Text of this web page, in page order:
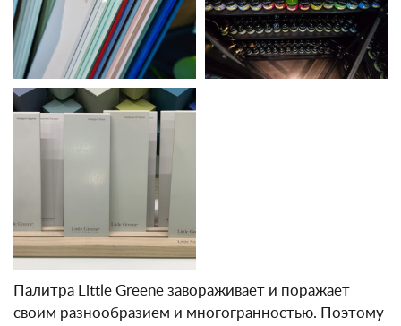
Палитра Little Greene завораживает и поражает
своим разнообразием и многогранностью. Поэтому